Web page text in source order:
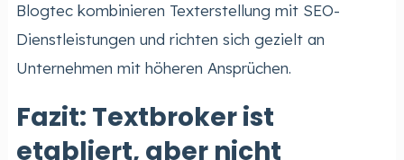
Blogtec kombinieren Texterstellung mit SEO-
Dienstleistungen und richten sich gezielt an
Unternehmen mit höheren Ansprüchen.
Fazit: Textbroker ist
etabliert, aber nicht